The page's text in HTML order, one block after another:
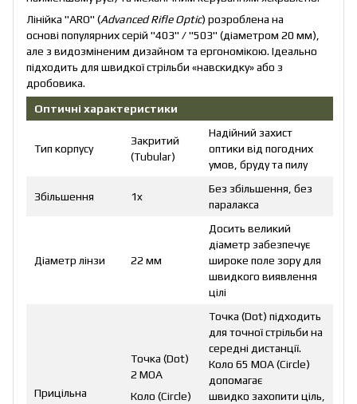
Лінійка "ARO" (Advanced Rifle Optic) розроблена на
основі популярних серій "403" / "503" (діаметром 20 мм),
але з видозміненим дизайном та ергономікою. Ідеально
підходить для швидкої стрільби «навскидку» або з
дробовика.
Оптичні характеристики
Тип корпусу
Закритий
(Tubular)
Надійний захист
оптики від погодних
умов, бруду та пилу
Збільшення 1x
Без збільшення, без
паралакса
Діаметр лінзи 22 мм
Досить великий
діаметр забезпечує
широке поле зору для
швидкого виявлення
цілі
Прицільна
Точка (Dot)
2 МОА
Коло (Circle)
Точка (Dot) підходить
для точної стрільби на
середні дистанції.
Коло 65 MOA (Circle)
допомагає
швидко захопити ціль,